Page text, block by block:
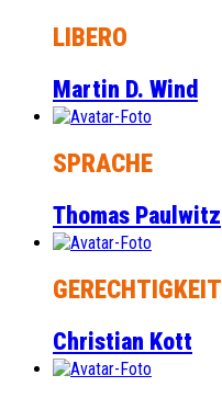
LIBERO
Martin D. Wind
SPRACHE
Thomas Paulwitz
GERECHTIGKEIT
Christian Kott